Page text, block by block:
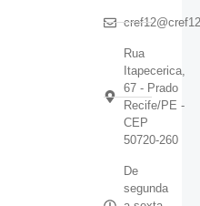
Rua
Itapecerica,
67 - Prado
Recife/PE -
CEP
50720-260
De
segunda